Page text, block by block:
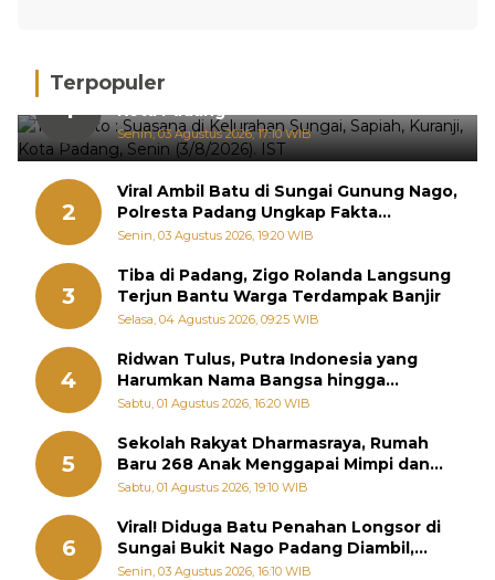
Terpopuler
1
Hujan Deras, 15 Titik Banjir Terdeteksi di
Kota Padang
Senin, 03 Agustus 2026, 17:10 WIB
2
Viral Ambil Batu di Sungai Gunung Nago,
Polresta Padang Ungkap Fakta
Sebenarnya
Senin, 03 Agustus 2026, 19:20 WIB
3
Tiba di Padang, Zigo Rolanda Langsung
Terjun Bantu Warga Terdampak Banjir
Selasa, 04 Agustus 2026, 09:25 WIB
4
Ridwan Tulus, Putra Indonesia yang
Harumkan Nama Bangsa hingga
Diabadikan dalam Buku Jepang
Sabtu, 01 Agustus 2026, 16:20 WIB
5
Sekolah Rakyat Dharmasraya, Rumah
Baru 268 Anak Menggapai Mimpi dan
Memutus Rantai Kemiskinan
Sabtu, 01 Agustus 2026, 19:10 WIB
6
Viral! Diduga Batu Penahan Longsor di
Sungai Bukit Nago Padang Diambil,
Warga Khawatir Bencana Terulang
Senin, 03 Agustus 2026, 16:10 WIB